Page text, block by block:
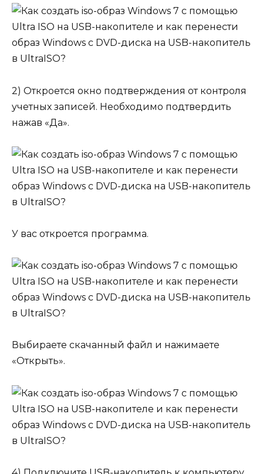
2) Откроется окно подтверждения от контроля
учетных записей. Необходимо подтвердить
нажав «Да».
У вас откроется программа.
Выбираете скачанный файл и нажимаете
«Открыть».